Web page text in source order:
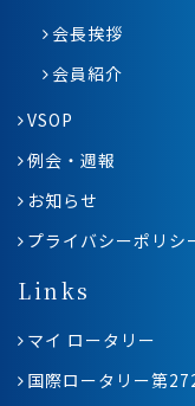
会長挨拶
会員紹介
VSOP
例会・週報
お知らせ
プライバシーポリシ
Links
マイ ロータリー
国際ロータリー第